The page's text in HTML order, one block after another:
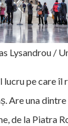
Lysandrou /
pe care îl
Are una
de la Piatra